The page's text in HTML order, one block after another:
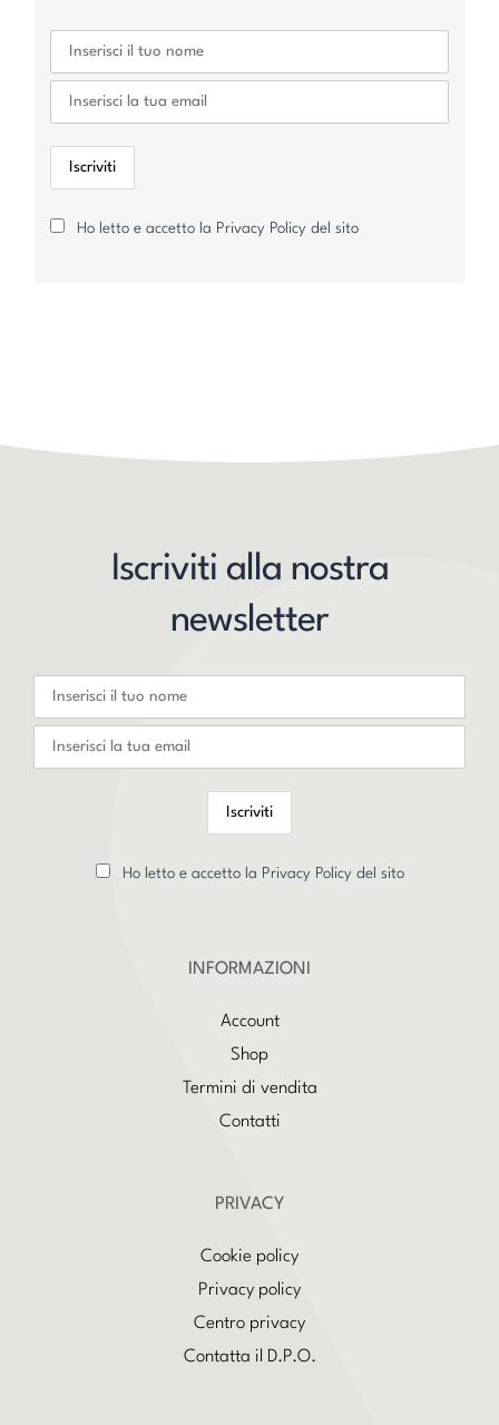
Ho letto e accetto la Privacy Policy del sito
Iscriviti alla nostra
newsletter
Ho letto e accetto la Privacy Policy del sito
INFORMAZIONI
Account
Shop
Termini di vendita
Contatti
PRIVACY
Cookie policy
Privacy policy
Centro privacy
Contatta il D.P.O.